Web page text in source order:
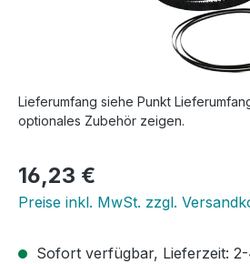
Lieferumfang siehe Punkt
optionales Zubehör zeigen.
Regulärer Preis:
16,23 €
Preise inkl. MwSt. zzgl.
Sofort verfügbar, Lieferzeit: